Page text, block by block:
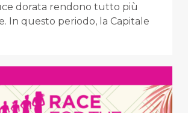
dorata rendono tutto più
In questo periodo, la Capitale